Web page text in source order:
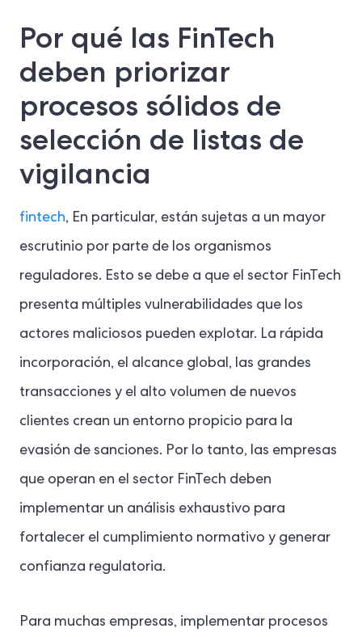
Por qué las FinTech
deben priorizar
procesos sólidos de
selección de listas de
vigilancia
fintech, En particular, están sujetas a un mayor
escrutinio por parte de los organismos
reguladores. Esto se debe a que el sector FinTech
presenta múltiples vulnerabilidades que los
actores maliciosos pueden explotar. La rápida
incorporación, el alcance global, las grandes
transacciones y el alto volumen de nuevos
clientes crean un entorno propicio para la
evasión de sanciones. Por lo tanto, las empresas
que operan en el sector FinTech deben
implementar un análisis exhaustivo para
fortalecer el cumplimiento normativo y generar
confianza regulatoria.
Para muchas empresas, implementar procesos